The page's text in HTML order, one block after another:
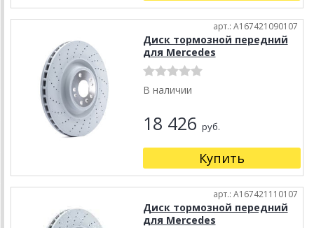
арт.: A167421090107
Диск тормозной передний
для Mercedes
В наличии
18 426 руб.
Купить
арт.: A167421110107
Диск тормозной передний
для Mercedes